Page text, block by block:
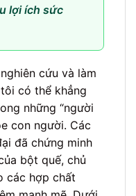
lợi ích sức
cứu và làm
có thể khẳng
những “người
con người. Các
đã chứng minh
bột quế, chủ
các hợp chất